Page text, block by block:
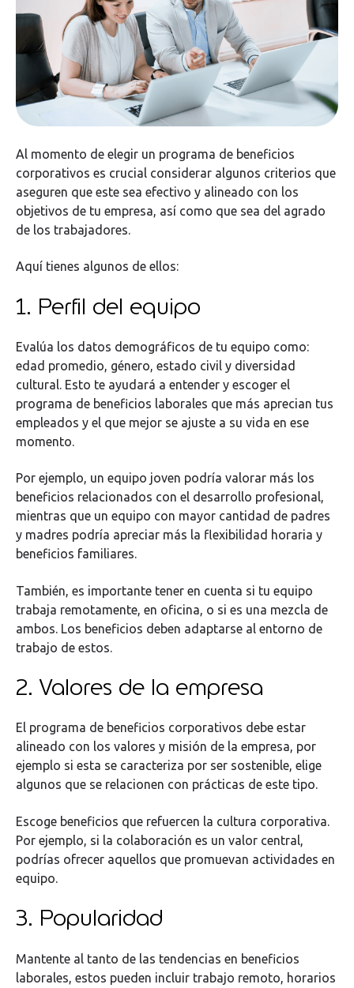
Al momento de elegir un programa de beneficios
corporativos es crucial considerar algunos criterios que
aseguren que este sea efectivo y alineado con los
objetivos de tu empresa, así como que sea del agrado
de los trabajadores.
Aquí tienes algunos de ellos:
1. Perfil del equipo
Evalúa los datos demográficos de tu equipo como:
edad promedio, género, estado civil y diversidad
cultural. Esto te ayudará a entender y escoger el
programa de beneficios laborales que más aprecian tus
empleados y el que mejor se ajuste a su vida en ese
momento.
Por ejemplo, un equipo joven podría valorar más los
beneficios relacionados con el desarrollo profesional,
mientras que un equipo con mayor cantidad de padres
y madres podría apreciar más la flexibilidad horaria y
beneficios familiares.
También, es importante tener en cuenta si tu equipo
trabaja remotamente, en oficina, o si es una mezcla de
ambos. Los beneficios deben adaptarse al entorno de
trabajo de estos.
2. Valores de la empresa
El programa de beneficios corporativos debe estar
alineado con los valores y misión de la empresa, por
ejemplo si esta se caracteriza por ser sostenible, elige
algunos que se relacionen con prácticas de este tipo.
Escoge beneficios que refuercen la cultura corporativa.
Por ejemplo, si la colaboración es un valor central,
podrías ofrecer aquellos que promuevan actividades en
equipo.
3. Popularidad
Mantente al tanto de las tendencias en beneficios
laborales, estos pueden incluir trabajo remoto, horarios